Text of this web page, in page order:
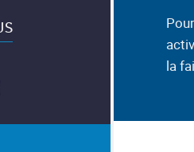
FACEBOOK DU
la